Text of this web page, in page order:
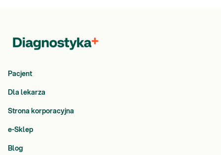
Pacjent
Dla lekarza
Strona korporacyjna
e-Sklep
Blog